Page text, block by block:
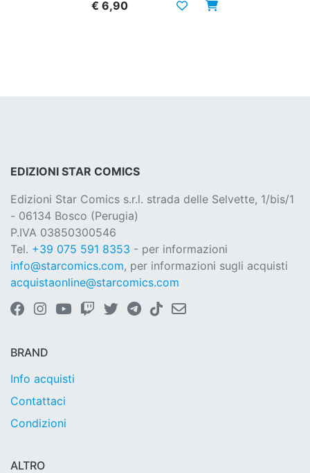
€ 6,90
EDIZIONI STAR COMICS
Edizioni Star Comics s.r.l. strada delle Selvette, 1/bis/1
- 06134 Bosco (Perugia)
P.IVA 03850300546
Tel. +39 075 591 8353 - per informazioni
info@starcomics.com, per informazioni sugli acquisti
acquistaonline@starcomics.com
BRAND
Info acquisti
Contattaci
Condizioni
ALTRO